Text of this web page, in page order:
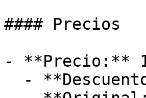
#### Precios
- **Precio:**